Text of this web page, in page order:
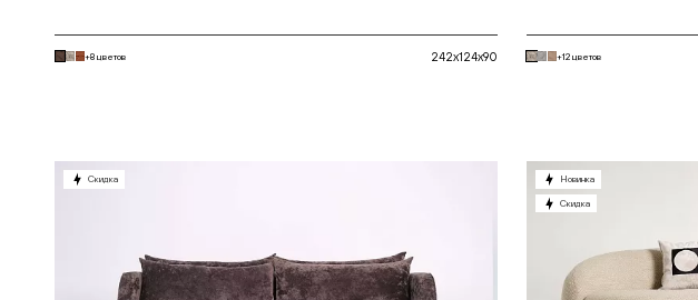
+8 цветов 242x124x90 +12 цветов
Скидка Новинка
Скидка